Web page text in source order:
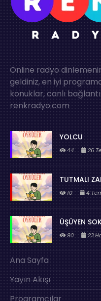
Online radyo
geldiniz, en iyi
konuklar, canlı
renkradyo.com
YOLCU
44 26
TUTMALI
10 4
ÜŞÜYEN
90 23
Ana Sayfa
Yayın Akışı